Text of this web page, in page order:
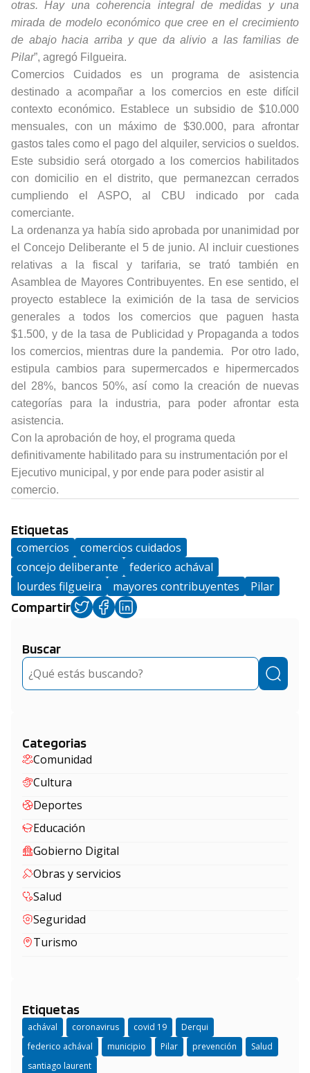
otras. Hay una coherencia integral de medidas y una
mirada de modelo económico que cree en el crecimiento
de abajo hacia arriba y que da alivio a las familias de
Pilar”, agregó Filgueira.
Comercios Cuidados es un programa de asistencia
destinado a acompañar a los comercios en este difícil
contexto económico. Establece un subsidio de $10.000
mensuales, con un máximo de $30.000, para afrontar
gastos tales como el pago del alquiler, servicios o sueldos.
Este subsidio será otorgado a los comercios habilitados
con domicilio en el distrito, que permanezcan cerrados
cumpliendo el ASPO, al CBU indicado por cada
comerciante.
La ordenanza ya había sido aprobada por unanimidad por
el Concejo Deliberante el 5 de junio. Al incluir cuestiones
relativas a la fiscal y tarifaria, se trató también en
Asamblea de Mayores Contribuyentes. En ese sentido, el
proyecto establece la eximición de la tasa de servicios
generales a todos los comercios que paguen hasta
$1.500, y de la tasa de Publicidad y Propaganda a todos
los comercios, mientras dure la pandemia. Por otro lado,
estipula cambios para supermercados e hipermercados
del 28%, bancos 50%, así como la creación de nuevas
categorías para la industria, para poder afrontar esta
asistencia.
Con la aprobación de hoy, el programa queda
definitivamente habilitado para su instrumentación por el
Ejecutivo municipal, y por ende para poder asistir al
comercio.
Etiquetas
comercios
comercios cuidados
concejo deliberante
federico achával
lourdes filgueira
mayores contribuyentes Pilar
Compartir
Buscar
Buscar
Categorias
Comunidad
Cultura
Deportes
Educación
Gobierno Digital
Obras y servicios
Salud
Seguridad
Turismo
Etiquetas
achával coronavirus covid 19
Derqui
federico achával
municipio Pilar prevención
Salud
santiago laurent